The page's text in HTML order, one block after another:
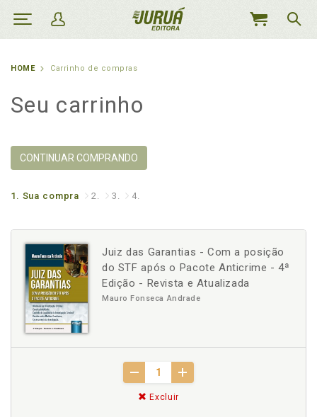
MEU
HOME Carrinho de compras
Seu carrinho
CONTINUAR COMPRANDO
1. Sua compra 2. 3. 4.
Juiz das Garantias - Com a posição
do STF após o Pacote Anticrime - 4ª
Edição - Revista e Atualizada
Mauro Fonseca Andrade
Excluir